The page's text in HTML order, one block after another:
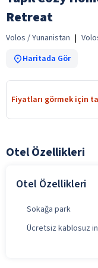
Retreat
Volos / Yunanistan |
Haritada Gör
Fiyatları görmek için
Otel Özellikleri
Otel Özellikleri
Sokağa park
Ücretsiz kablosuz